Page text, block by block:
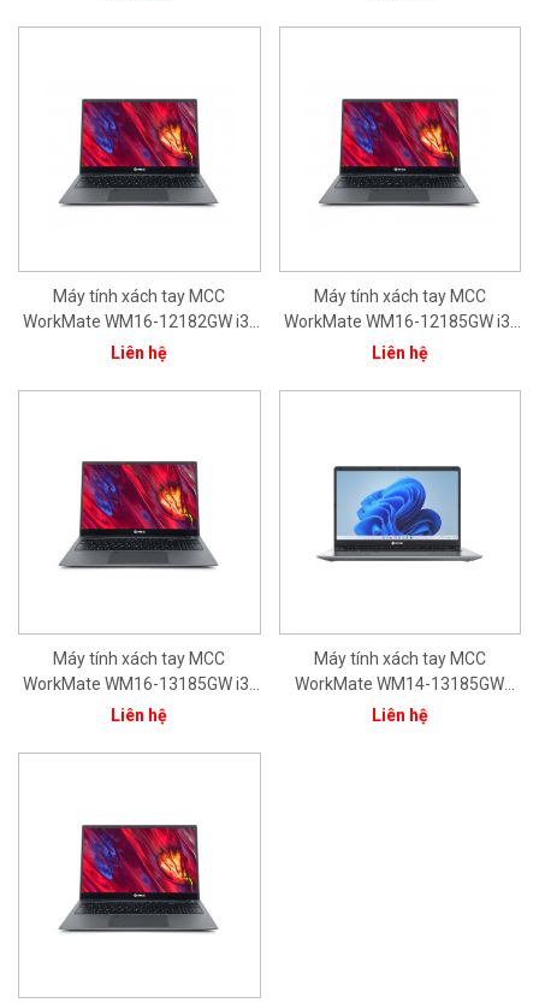
Xe Graphics/ Bạc/ Win11/ 1Yr
Win11/ 1Yr
Máy tính xách tay MCC
WorkMate WM16-12182GW i3-
1215U/8GB/256GB/15.6''FHD/In
Win11/ 1Yr
Liên hệ
Máy tính xách tay MCC
WorkMate WM16-12185GW i3-
1215U/8GB/512GB/15.6''FHD/In
Win11/ 1Yr
Liên hệ
Máy tính xách tay MCC
WorkMate WM16-13185GW i3-
1315U/8GB/512GB/15.6''FHD/In
Win11/ 1Yr
Liên hệ
Máy tính xách tay MCC
WorkMate WM14-13185GW
CPU Core i3-1315U/ 8GB/
Liên hệ